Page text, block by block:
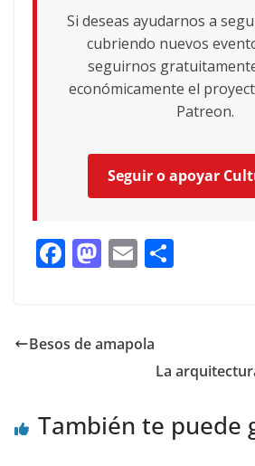
Si deseas ayudarnos a
cubriendo nuevos
seguirnos
económicamente el
Patreon.
Seguir o apoyar
F
b
k
M
d
E
l
ar
r
Besos de amapola
La
También te puede